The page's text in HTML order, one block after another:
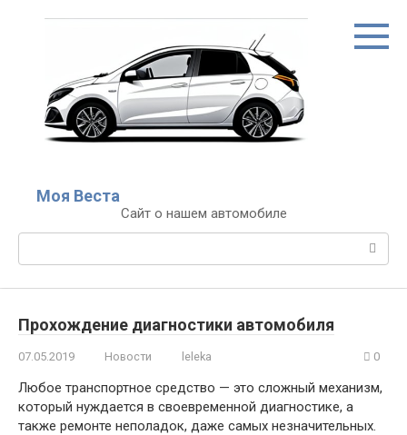
Моя Веста
Сайт о нашем автомобиле
Поиск:
Прохождение диагностики автомобиля
07.05.2019 Новости leleka 0
Любое транспортное средство — это сложный механизм,
который нуждается в своевременной диагностике, а
также ремонте неполадок, даже самых незначительных.